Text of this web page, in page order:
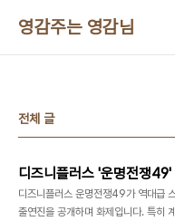
영감주는 영감님
전체 글
디즈니플러스 운명전쟁49가 역대급
출연진을 공개하며 화제입니다. 특히